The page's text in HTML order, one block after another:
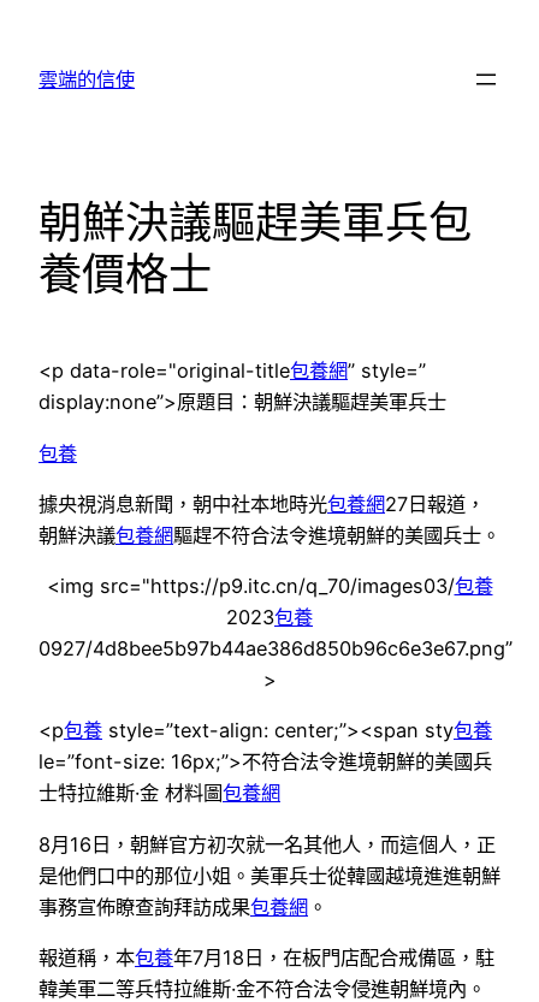
雲端的信使
朝鮮決議驅趕美軍兵包
養價格士
<p data-role="original-title包養網” style=”
display:none”>原題目：朝鮮決議驅趕美軍兵士
包養
據央視消息新聞，朝中社本地時光包養網27日報道，
朝鮮決議包養網驅趕不符合法令進境朝鮮的美國兵士。
<img src="https://p9.itc.cn/q_70/images03/包養
2023包養
0927/4d8bee5b97b44ae386d850b96c6e3e67.png”
>
<p包養 style=”text-align: center;”><span sty包養
le=”font-size: 16px;”>不符合法令進境朝鮮的美國兵
士特拉維斯·金 材料圖包養網
8月16日，朝鮮官方初次就一名其他人，而這個人，正
是他們口中的那位小姐。美軍兵士從韓國越境進進朝鮮
事務宣佈瞭查詢拜訪成果包養網 。
報道稱，本包養年7月18日，在板門店配合戒備區，駐
韓美軍二等兵特拉維斯·金不符合法令侵進朝鮮境內。